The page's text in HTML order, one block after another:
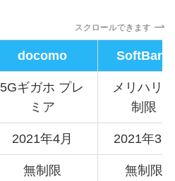
スクロールできます
docomo SoftBank
5Gギガホ プレ
ミア
メリハリ
制限
2021年4月 2021年3月
無制限 無制限